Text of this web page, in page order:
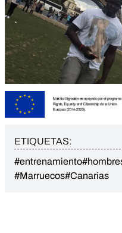
ETIQUETAS:
#entrenamiento
#Marruecos#Canarias